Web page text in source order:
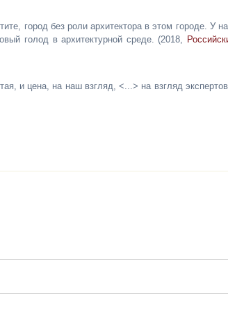
город без роли архитектора в этом городе. У
голод в архитектурной среде. (2018,
и цена, на наш взгляд, <...> на взгляд